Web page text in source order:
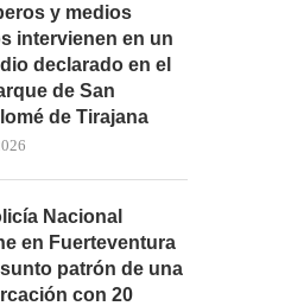
y medios
intervienen en un
declarado en el
de San
de Tirajana
Nacional
en Fuerteventura
patrón de una
con 20